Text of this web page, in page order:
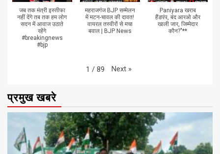
जब तक मंत्री इस्तीफा
नहीं देंगे तब तक हम लोग
सदन में आवाज उठाते
रहेंगे
#breakingnews
#bjp
महराजगंज BJP सम्मेलन
में मटन-चावल की दावत!
वायरल तस्वीरों से मचा
बवाल | BJP News
Paniyara खराब
हैंडपंप, बंद आरओ और
खाली जार, जिम्मेदार
कौन?"**
1 / 89 Next »
प्रमुख खबरे